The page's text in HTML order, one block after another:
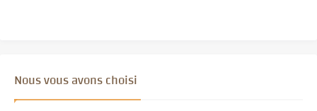
Nous vous avons choisi